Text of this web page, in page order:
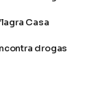
Casa